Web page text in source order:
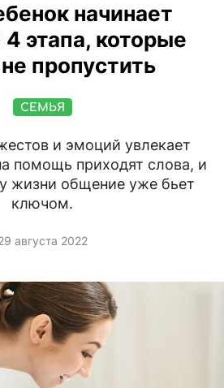
начинает
4 этапа, которые
пропустить
СЕМЬЯ
и эмоций увлекает
помощь приходят слова, и
жизни общение уже бьет
ключом.
августа 2022